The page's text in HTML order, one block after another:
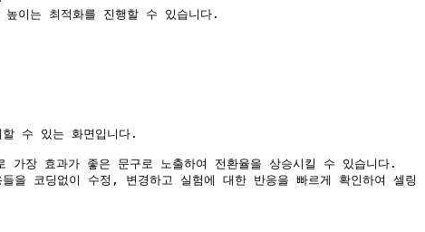
이는 최적화를 진행할 수 있습니다.
수 있는 화면입니다.
장 효과가 좋은 문구로 노출하여 전환율을 상승시킬 수 있습니다.
코딩없이 수정, 변경하고 실험에 대한 반응을 빠르게 확인하여 셀링